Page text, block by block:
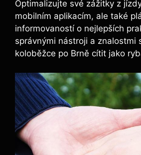
Optimalizujte své zážitky z
mobilním aplikacím, ale také
informovaností o nejlepších
správnými nástroji a znalostmi
koloběžce po Brně cítit jako